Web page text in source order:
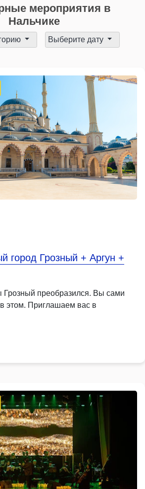
мероприятия в
Нальчике
Выберите дату
город Грозный + Аргун +
Грозный преобразился. Вы сами
этом. Приглашаем вас в